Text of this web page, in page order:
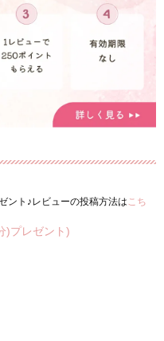
ント♪レビューの投稿方法は こち
)プレゼント)